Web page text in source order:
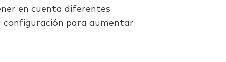
en cuenta diferentes
para aumentar